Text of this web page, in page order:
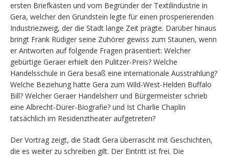
ersten Briefkästen und vom Begründer der Textilindustrie in
Gera, welcher den Grundstein legte für einen prosperierenden
Industriezweig, der die Stadt lange Zeit prägte. Darüber hinaus
bringt Frank Rüdiger seine Zuhörer gewiss zum Staunen, wenn
er Antworten auf folgende Fragen präsentiert: Welcher
gebürtige Geraer erhielt den Pulitzer-Preis? Welche
Handelsschule in Gera besaß eine internationale Ausstrahlung?
Welche Beziehung hatte Gera zum Wild-West-Helden Buffalo
Bill? Welcher Geraer Handelsherr und Bürgermeister schrieb
eine Albrecht-Dürer-Biografie? und Ist Charlie Chaplin
tatsächlich im Residenztheater aufgetreten?
Der Vortrag zeigt, die Stadt Gera überrascht mit Geschichten,
die es weiter zu schreiben gilt. Der Eintritt ist frei. Die